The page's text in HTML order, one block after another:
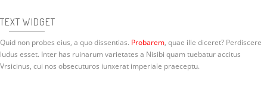
TEXT WIDGET
Quid non probes eius, a quo dissentias. Probarem, quae ille diceret? Perdiscere
ludus esset. Inter has ruinarum varietates a Nisibi quam tuebatur accitus
Vrsicinus, cui nos obsecuturos iunxerat imperiale praeceptu.